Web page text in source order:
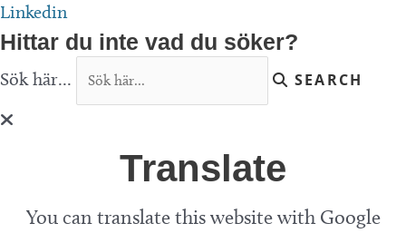
Linkedin
Hittar du inte vad du söker?
Sök här... SEARCH
Translate
You can translate this website with Google